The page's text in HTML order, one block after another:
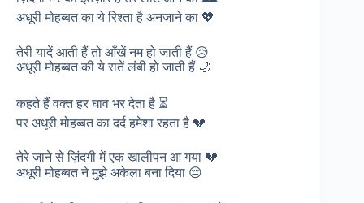
अधूरी मोहब्बत का ये रिश्ता है अनजाने का 💖
तेरी यादें आती हैं तो आँखें नम हो जाती हैं 😥
अधूरी मोहब्बत की ये रातें लंबी हो जाती हैं 🌙
कहते हैं वक्त हर घाव भर देता है ⏳
पर अधूरी मोहब्बत का दर्द हमेशा रहता है 💔
तेरे जाने से ज़िंदगी में एक खालीपन आ गया 💔
अधूरी मोहब्बत ने मुझे अकेला बना दिया 😔